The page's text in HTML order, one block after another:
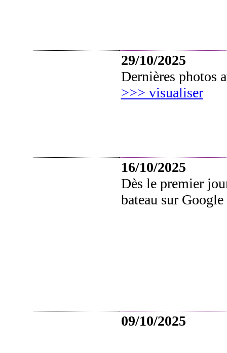
29/10/2025
Dernières photos
>>> visualiser
16/10/2025
Dès le premier
bateau sur Google
09/10/2025